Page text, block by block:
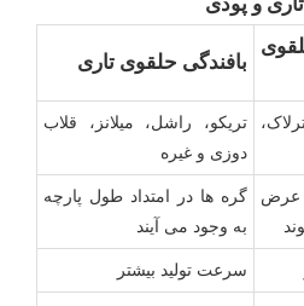
بافندگی حلقوی تاری
تریکو، راشل، میلانز، قلاب
دوزی و غیره
عرض
گره ها در امتداد طول پارچه
به وجود می آیند
سرعت تولید بیشتر